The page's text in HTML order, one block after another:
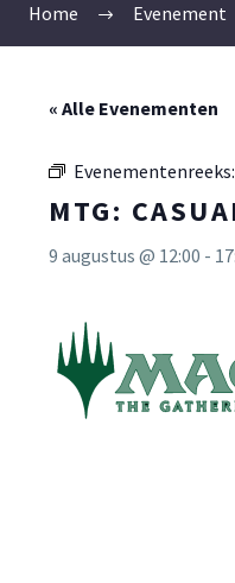
Home Evenement
« Alle Evenementen
Evenementenreeks:
MTG:
9 augustus @ 12:00 -